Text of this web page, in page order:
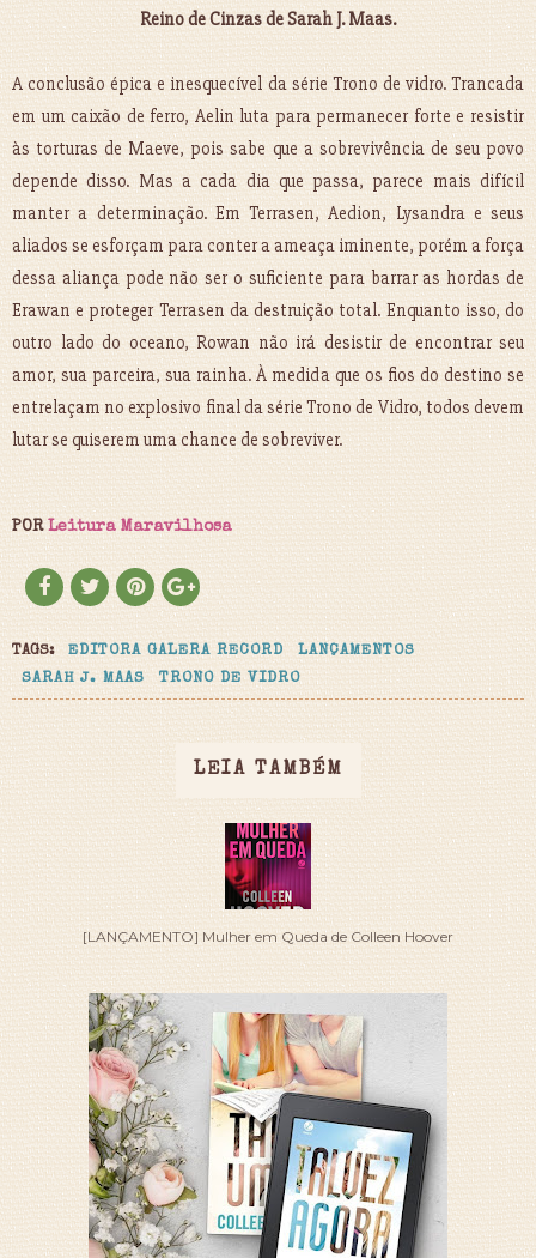
Reino de Cinzas de Sarah J. Maas.
A conclusão épica e inesquecível da série Trono de vidro. Trancada
em um caixão de ferro, Aelin luta para permanecer forte e resistir
às torturas de Maeve, pois sabe que a sobrevivência de seu povo
depende disso. Mas a cada dia que passa, parece mais difícil
manter a determinação. Em Terrasen, Aedion, Lysandra e seus
aliados se esforçam para conter a ameaça iminente, porém a força
dessa aliança pode não ser o suficiente para barrar as hordas de
Erawan e proteger Terrasen da destruição total. Enquanto isso, do
outro lado do oceano, Rowan não irá desistir de encontrar seu
amor, sua parceira, sua rainha. À medida que os fios do destino se
entrelaçam no explosivo final da série Trono de Vidro, todos devem
lutar se quiserem uma chance de sobreviver.
POR Leitura Maravilhosa
TAGS: EDITORA GALERA RECORD
LANÇAMENTOS
SARAH J. MAAS
TRONO DE VIDRO
LEIA TAMBÉM
[LANÇAMENTO] Mulher em Queda de Colleen Hoover